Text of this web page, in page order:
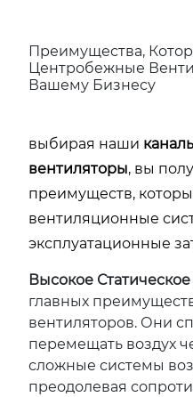
Преимущества,
Центробежные
Вашему Бизнесу
выбирая наши
вентиляторы, вы
преимуществ,
вентиляционные
эксплуатационные
Высокое
главных
вентиляторов. Они
перемещать воздух
сложные системы
преодолевая